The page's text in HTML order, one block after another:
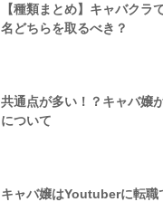
【種類まとめ】キャバクラ
名どちらを取るべき？
共通点が多い！？キャバ嬢
について
キャバ嬢はYoutuberに転職